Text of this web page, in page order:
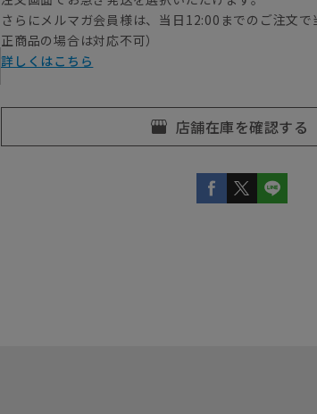
さらにメルマガ会員様は、当日12:00までのご注文
正商品の場合は対応不可）
詳しくはこちら